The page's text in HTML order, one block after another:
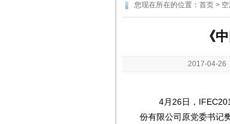
您现在所在的位置： 首页 >
《
2017-04-26
4月26日，IFEC2017
份有限公司原党委书记